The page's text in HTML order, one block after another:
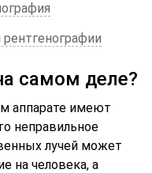
самом деле?
аппарате имеют
неправильное
лучей может
на человека, а